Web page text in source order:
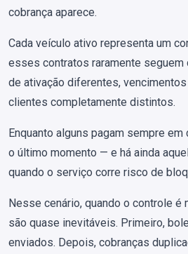
cobrança aparece.
Cada veículo ativo representa um
esses contratos raramente seguem
de ativação diferentes,
clientes completamente distintos.
Enquanto alguns pagam sempre
o último momento — e há ainda
quando o serviço corre risco de
Nesse cenário, quando o controle é
são quase inevitáveis. Primeiro,
enviados. Depois, cobranças